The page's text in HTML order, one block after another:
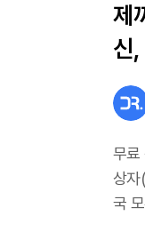
제
신
무료
상자
국